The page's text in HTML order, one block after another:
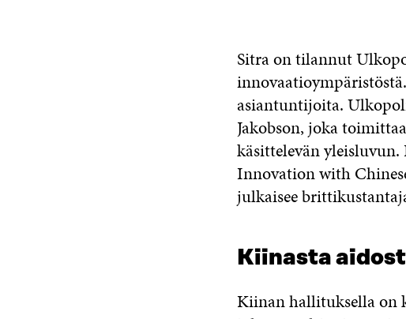
Sitra on tilannut
asiantuntijoita.
Jakobson, joka
käsittelevän
Innovation with
julkaisee
Kiinasta
Kiinan hallituksella on